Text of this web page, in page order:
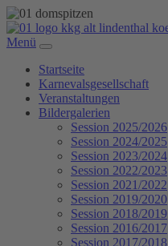
Menü
Startseite
Karnevalsgesellschaft
Veranstaltungen
Bildergalerien
Session 2025/2026
Session 2024/2025
Session 2023/2024
Session 2022/2023
Session 2021/2022
Session 2019/2020
Session 2018/2019
Session 2016/2017
Session 2017/2018